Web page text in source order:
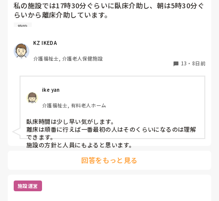
私の施設では17時30分ぐらいに臥床介助し、朝は5時30分ぐ
らいから離床介助しています。
順番は当然、身体状態や体調面を考慮して決めています。そ
が、みなさんの施設は何時ごろから臥床、離床されてます
か？
施設
KZ IKEDA
介護福祉士, 介護老人保健施設
13 ・ 8日前
ike yan
介護福祉士, 有料老人ホーム
臥床時間は少し早い気がします。
離床は順番に行えば一番最初の人はそのくらいになるのは理解
できます。
施設の方針と人員にもよると思います。
回答をもっと見る
施設運営